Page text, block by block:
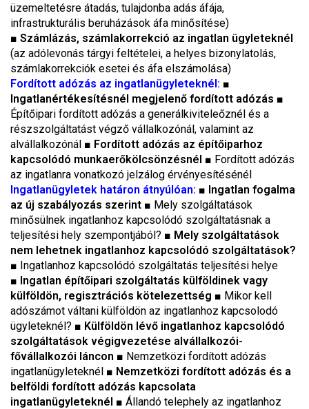
üzemeltetésre átadás, tulajdonba adás áfája,
infrastrukturális beruházások áfa minősítése)
■ Számlázás, számlakorrekció az ingatlan ügyleteknél
(az adólevonás tárgyi feltételei, a helyes bizonylatolás,
számlakorrekciók esetei és áfa elszámolása)
Fordított adózás az ingatlanügyleteknél: ■
Ingatlanértékesítésnél megjelenő fordított adózás ■
Építőipari fordított adózás a generálkiviteleőznél és a
részszolgáltatást végző vállalkozónál, valamint az
alvállalkozónál ■ Fordított adózás az építőiparhoz
kapcsolódó munkaerőkölcsönzésnél ■ Fordított adózás
az ingatlanra vonatkozó jelzálog érvényesítésénél
Ingatlanügyletek határon átnyúlóan: ■ Ingatlan fogalma
az új szabályozás szerint ■ Mely szolgáltatások
minősülnek ingatlanhoz kapcsolódó szolgáltatásnak a
teljesítési hely szempontjából? ■ Mely szolgáltatások
nem lehetnek ingatlanhoz kapcsolódó szolgáltatások?
■ Ingatlanhoz kapcsolódó szolgáltatás teljesítési helye
■ Ingatlan építőipari szolgáltatás külföldinek vagy
külföldön, regisztrációs kötelezettség ■ Mikor kell
adószámot váltani külföldön az ingatlanhoz kapcsolodó
ügyleteknél? ■ Külföldön lévő ingatlanhoz kapcsolódó
szolgáltatások végigvezetése alvállalkozói-
fővállalkozói láncon ■ Nemzetközi fordított adózás
ingatlanügyleteknél ■ Nemzetközi fordított adózás és a
belföldi fordított adózás kapcsolata
ingatlanügyleteknél ■ Állandó telephely az ingatlanhoz